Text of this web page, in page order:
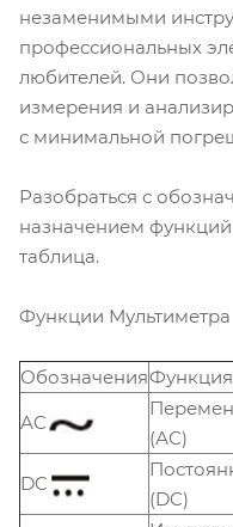
незаменимыми
профессиональных
любителей. Они
измерения и
с минимальной
Разобраться с
назначением
таблица.
Функции Мультиметра
ОбозначенияФункция
AC
(АС)
DC
(DC)